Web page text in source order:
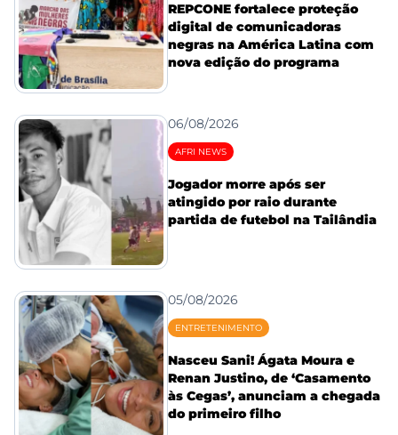
REPCONE fortalece proteção
digital de comunicadoras
negras na América Latina com
nova edição do programa
06/08/2026
AFRI NEWS
Jogador morre após ser
atingido por raio durante
partida de futebol na Tailândia
05/08/2026
ENTRETENIMENTO
Nasceu Sani! Ágata Moura e
Renan Justino, de ‘Casamento
às Cegas’, anunciam a chegada
do primeiro filho